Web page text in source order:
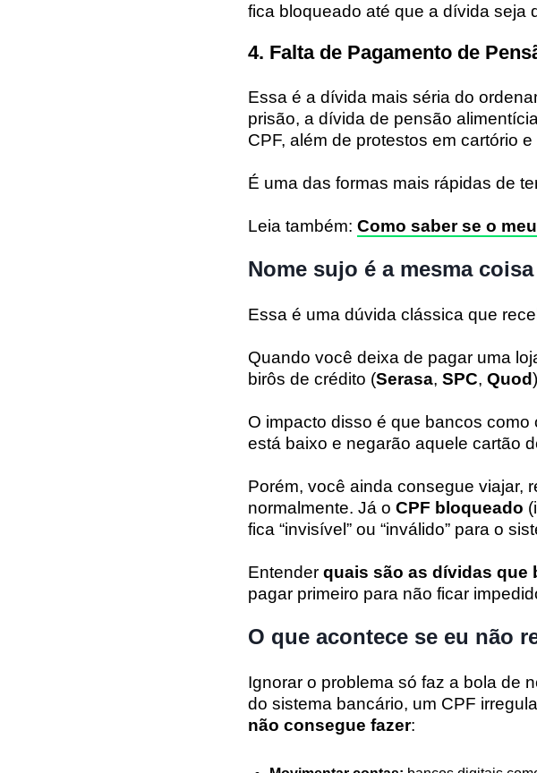
fica bloqueado até que a dívida seja
4. Falta de Pagamento de
Essa é a dívida mais séria do
prisão, a dívida de pensão
CPF, além de protestos em cartório
É uma das formas mais rápidas de
Leia também: Como saber se o
Nome sujo é a mesma
Essa é uma dúvida clássica que
Quando você deixa de pagar uma
birôs de crédito (Serasa, SPC, Quod
O impacto disso é que bancos como
está baixo e negarão aquele cartão
Porém, você ainda consegue viajar,
normalmente. Já o CPF bloqueado
fica “invisível” ou “inválido” para o
Entender quais são as dívidas que
pagar primeiro para não ficar
O que acontece se eu não
Ignorar o problema só faz a bola de
do sistema bancário, um CPF
não consegue fazer: